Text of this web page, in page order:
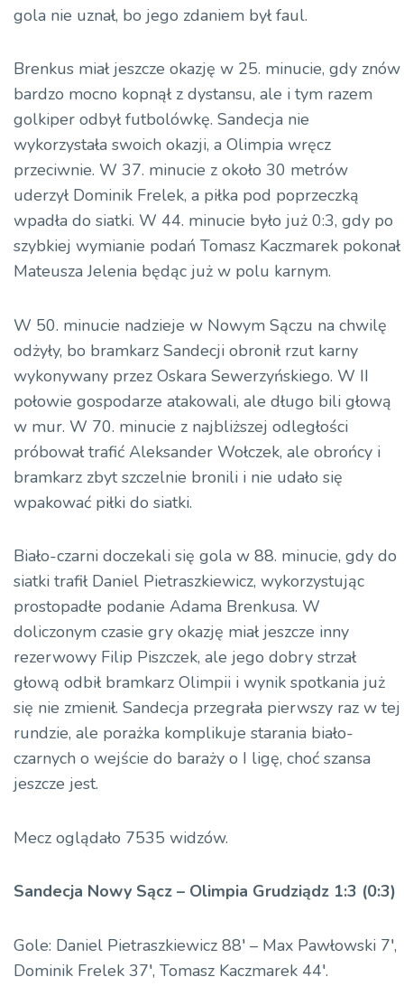
gola nie uznał, bo jego zdaniem był faul.
Brenkus miał jeszcze okazję w 25. minucie, gdy znów
bardzo mocno kopnął z dystansu, ale i tym razem
golkiper odbył futbolówkę. Sandecja nie
wykorzystała swoich okazji, a Olimpia wręcz
przeciwnie. W 37. minucie z około 30 metrów
uderzył Dominik Frelek, a piłka pod poprzeczką
wpadła do siatki. W 44. minucie było już 0:3, gdy po
szybkiej wymianie podań Tomasz Kaczmarek pokonał
Mateusza Jelenia będąc już w polu karnym.
W 50. minucie nadzieje w Nowym Sączu na chwilę
odżyły, bo bramkarz Sandecji obronił rzut karny
wykonywany przez Oskara Sewerzyńskiego. W II
połowie gospodarze atakowali, ale długo bili głową
w mur. W 70. minucie z najbliższej odległości
próbował trafić Aleksander Wołczek, ale obrońcy i
bramkarz zbyt szczelnie bronili i nie udało się
wpakować piłki do siatki.
Biało-czarni doczekali się gola w 88. minucie, gdy do
siatki trafił Daniel Pietraszkiewicz, wykorzystując
prostopadłe podanie Adama Brenkusa. W
doliczonym czasie gry okazję miał jeszcze inny
rezerwowy Filip Piszczek, ale jego dobry strzał
głową odbił bramkarz Olimpii i wynik spotkania już
się nie zmienił. Sandecja przegrała pierwszy raz w tej
rundzie, ale porażka komplikuje starania biało-
czarnych o wejście do baraży o I ligę, choć szansa
jeszcze jest.
Mecz oglądało 7535 widzów.
Sandecja Nowy Sącz – Olimpia Grudziądz 1:3 (0:3)
Gole: Daniel Pietraszkiewicz 88′ – Max Pawłowski 7′,
Dominik Frelek 37′, Tomasz Kaczmarek 44′.